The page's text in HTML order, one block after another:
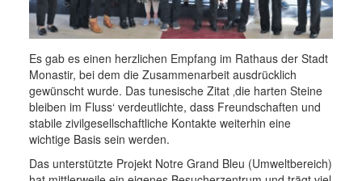
Es gab es einen herzlichen Empfang im Rathaus der Stadt
Monastir, bei dem die Zusammenarbeit ausdrücklich
gewünscht wurde. Das tunesische Zitat ‚die harten Steine
bleiben im Fluss‘ verdeutlichte, dass Freundschaften und
stabile zivilgesellschaftliche Kontakte weiterhin eine
wichtige Basis sein werden.
Das unterstützte Projekt Notre Grand Bleu (Umweltbereich)